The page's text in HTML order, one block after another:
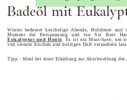
Badeöl mit
Winter bedeutet kuschelige Abende, Holzfeuer und
Moment der Entspannung und tun Sie Ihrer
Eukalyptus und Honig. Es ist ein Must-have, um
von seinem frischen und holzigen Duft verzaubern
Tipp : Ideal bei einer Erkältung zur Abschwellung der